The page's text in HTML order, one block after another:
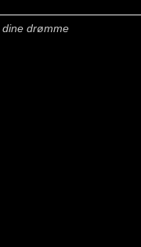
drømme